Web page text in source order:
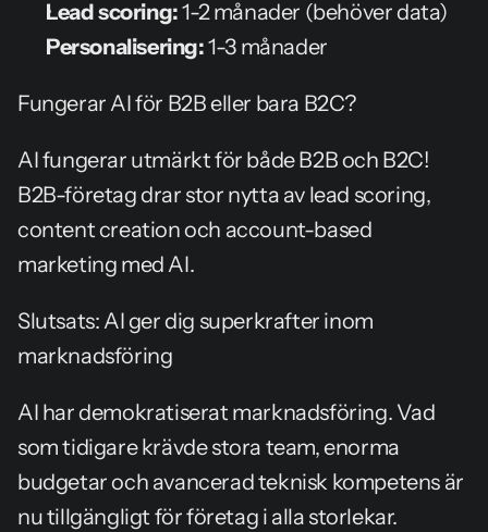
Lead scoring: 1-2 månader (behöver data)
Personalisering: 1-3 månader
Fungerar AI för B2B eller bara B2C?
AI fungerar utmärkt för både B2B och B2C!
B2B-företag drar stor nytta av lead scoring,
content creation och account-based
marketing med AI.
Slutsats: AI ger dig superkrafter inom
marknadsföring
AI har demokratiserat marknadsföring. Vad
som tidigare krävde stora team, enorma
budgetar och avancerad teknisk kompetens är
nu tillgängligt för företag i alla storlekar.